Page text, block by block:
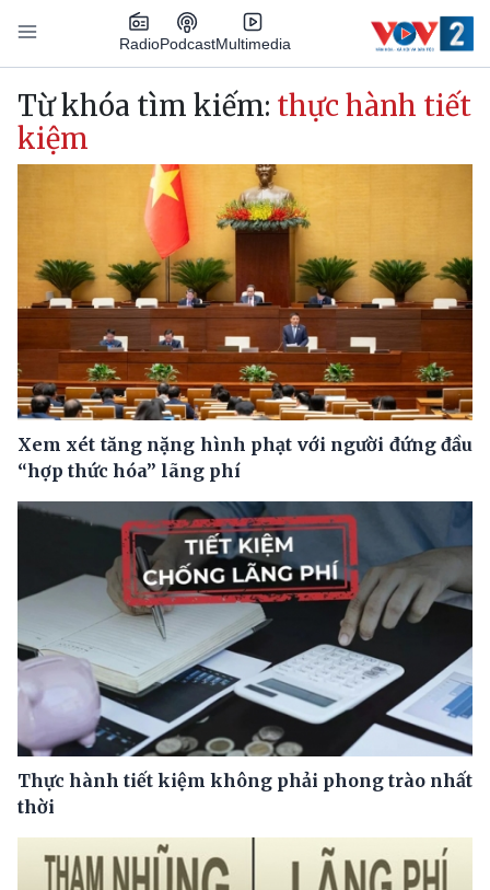
Nhảy đến nội dung
RadioPodcastMultimedia
Main navigation
Từ khóa tìm kiếm: thực hành tiết
kiệm
Xem xét tăng nặng hình phạt với người đứng đầu
“hợp thức hóa” lãng phí
Thực hành tiết kiệm không phải phong trào nhất
thời